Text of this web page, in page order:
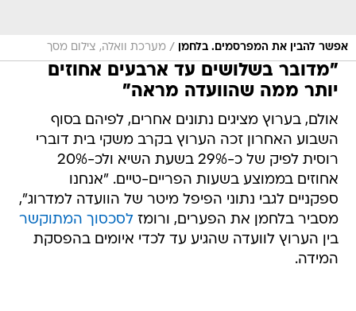
אפשר להבין את המפרסמים. בלחמן / מערכת וואלה, צילום מסך
"מדובר בשלושים עד ארבעים אחוזים
יותר ממה שהוועדה מראה"
אולם, בערוץ מציגים נתונים אחרים, לפיהם בסוף
השבוע האחרון זכה הערוץ בקרב משקי בית דוברי
רוסית לפיק של כ-29% בשעת השיא ולכ-20%
אחוזים בממוצע בשעות הפריים-טיים. "אנחנו
ספקניים לגבי נתוני הפיפל מיטר של הוועדה למדרוג",
מסביר בלחמן את הפערים, ורומזלסכסוך המתוקשר
בין הערוץ לוועדה שהגיע עד לכדי איומים בהפסקת
המידה.